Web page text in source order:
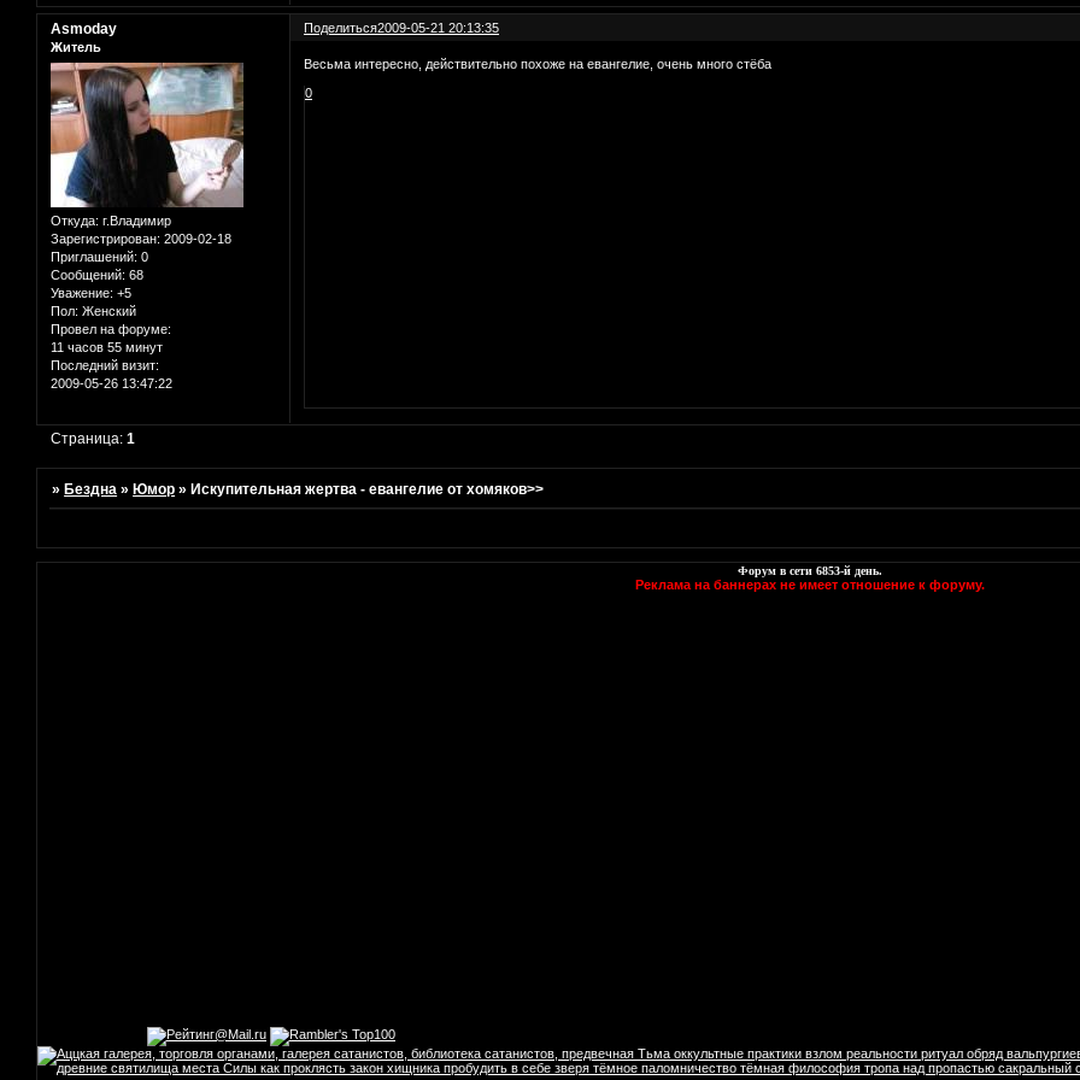
Поделиться2009-05-21 20:13:35
Asmoday
Житель
Откуда: г.Владимир
Зарегистрирован: 2009-02-18
Приглашений: 0
Сообщений: 68
Уважение: +5
Пол: Женский
Провел на форуме:
11 часов 55 минут
Последний визит:
2009-05-26 13:47:22
Весьма интересно, действительно похоже на евангелие, очень много стёба
0
Страница:1
» Бездна » Юмор » Искупительная жертва - евангелие от хомяков>>
Форум в сети 6853-й день.
Реклама на баннерах не имеет отношение к форуму.